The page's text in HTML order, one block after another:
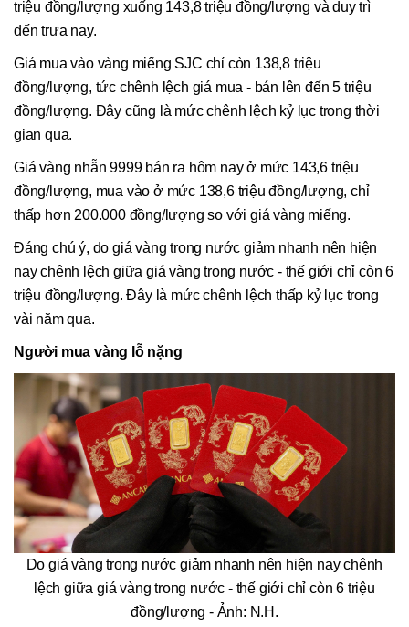
triệu đồng/lượng xuống 143,8 triệu đồng/lượng và duy trì
đến trưa nay.
Giá mua vào vàng miếng SJC chỉ còn 138,8 triệu
đồng/lượng, tức chênh lệch giá mua - bán lên đến 5 triệu
đồng/lượng. Đây cũng là mức chênh lệch kỷ lục trong thời
gian qua.
Giá vàng nhẫn 9999 bán ra hôm nay ở mức 143,6 triệu
đồng/lượng, mua vào ở mức 138,6 triệu đồng/lượng, chỉ
thấp hơn 200.000 đồng/lượng so với giá vàng miếng.
Đáng chú ý, do giá vàng trong nước giảm nhanh nên hiện
nay chênh lệch giữa giá vàng trong nước - thế giới chỉ còn 6
triệu đồng/lượng. Đây là mức chênh lệch thấp kỷ lục trong
vài năm qua.
Người mua vàng lỗ nặng
Do giá vàng trong nước giảm nhanh nên hiện nay chênh
lệch giữa giá vàng trong nước - thế giới chỉ còn 6 triệu
đồng/lượng - Ảnh: N.H.